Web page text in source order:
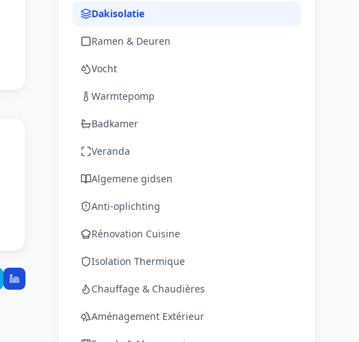
Dakisolatie
Ramen & Deuren
Vocht
Warmtepomp
Badkamer
Veranda
Algemene gidsen
Anti-oplichting
Rénovation Cuisine
Isolation Thermique
Chauffage & Chaudières
Aménagement Extérieur